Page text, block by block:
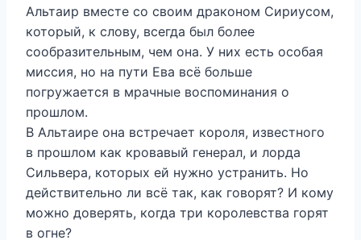
Альтаир вместе со своим драконом Сириусом,
который, к слову, всегда был более
сообразительным, чем она. У них есть особая
миссия, но на пути Ева всё больше
погружается в мрачные воспоминания о
прошлом.
В Альтаире она встречает короля, известного
в прошлом как кровавый генерал, и лорда
Сильвера, которых ей нужно устранить. Но
действительно ли всё так, как говорят? И кому
можно доверять, когда три королевства горят
в огне?